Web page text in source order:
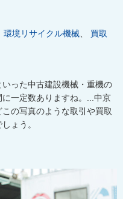
環境リサイクル機械 買取
った中古建設機械・重機の
一定数ありますね。...中京
の写真のような取引や買取
ょう。